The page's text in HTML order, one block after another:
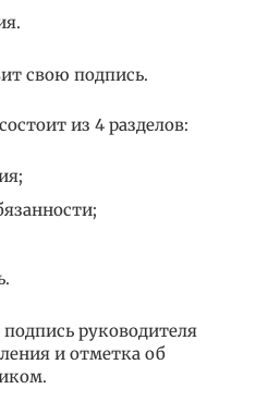
свою подпись.
из 4 разделов:
руководителя
и отметка об